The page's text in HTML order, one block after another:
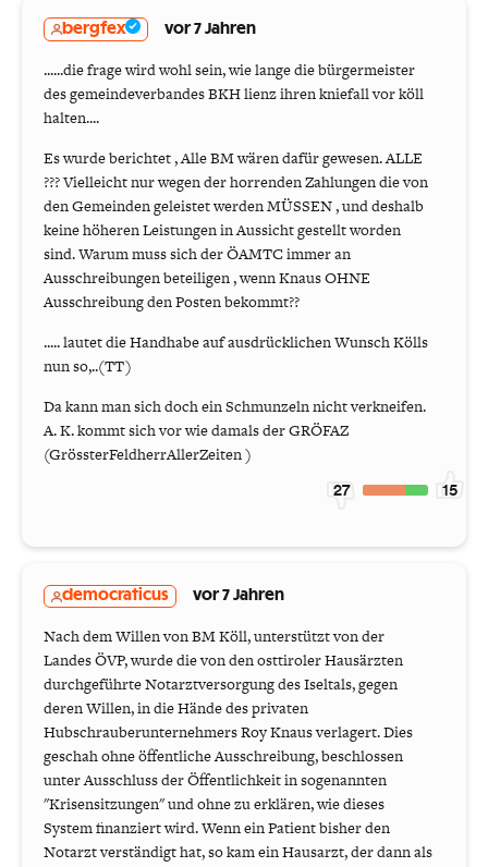
bergfex vor 7 Jahren
......die frage wird wohl sein, wie lange die bürgermeister
des gemeindeverbandes BKH lienz ihren kniefall vor köll
halten....
Es wurde berichtet , Alle BM wären dafür gewesen. ALLE
??? Vielleicht nur wegen der horrenden Zahlungen die von
den Gemeinden geleistet werden MÜSSEN , und deshalb
keine höheren Leistungen in Aussicht gestellt worden
sind. Warum muss sich der ÖAMTC immer an
Ausschreibungen beteiligen , wenn Knaus OHNE
Ausschreibung den Posten bekommt??
..... lautet die Handhabe auf ausdrücklichen Wunsch Kölls
nun so,..(TT)
Da kann man sich doch ein Schmunzeln nicht verkneifen.
A. K. kommt sich vor wie damals der GRÖFAZ
(GrössterFeldherrAllerZeiten )
27 15
democraticus vor 7 Jahren
Nach dem Willen von BM Köll, unterstützt von der
Landes ÖVP, wurde die von den osttiroler Hausärzten
durchgeführte Notarztversorgung des Iseltals, gegen
deren Willen, in die Hände des privaten
Hubschrauberunternehmers Roy Knaus verlagert. Dies
geschah ohne öffentliche Ausschreibung, beschlossen
unter Ausschluss der Öffentlichkeit in sogenannten
"Krisensitzungen" und ohne zu erklären, wie dieses
System finanziert wird. Wenn ein Patient bisher den
Notarzt verständigt hat, so kam ein Hausarzt, der dann als